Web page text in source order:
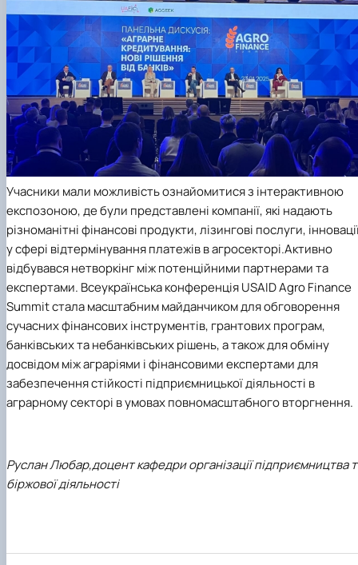
Учасники мали можливість ознайомитися з інтерактивною
експозоною, де були представлені компанії, які надають
різноманітні фінансові продукти, лізингові послуги,
у сфері відтермінування платежів в агросекторі.Активно
відбувався нетворкінг між потенційними партнерами та
експертами. Всеукраїнська конференціяUSAID Agro Finance
Summitстала масштабним майданчиком для обговорення
сучасних фінансових інструментів, грантових програм,
банківських та небанківських рішень, а також для обміну
досвідом між аграріями і фінансовими експертами для
забезпечення стійкості підприємницької діяльності в
аграрному секторі в умовах повномасштабного вторгнення.
Руслан Любар,доцент кафедри організації підприємництва
біржової діяльності